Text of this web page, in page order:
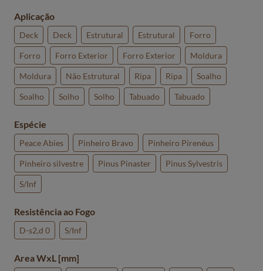
Aplicação
Deck Deck Estrutural Estrutural Forro
Forro Forro Exterior Forro Exterior Moldura
Moldura Não Estrutural Ripa Ripa Soalho
Soalho Solho Solho Tabuado Tabuado
Espécie
Peace Abies Pinheiro Bravo Pinheiro Pirenéus
Pinheiro silvestre Pinus Pinaster Pinus Sylvestris
S/Inf
Resistência ao Fogo
D-s2,d 0 S/Inf
Area WxL [mm]